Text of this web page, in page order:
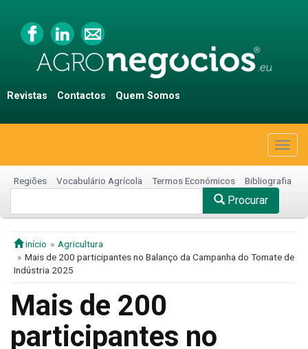
Revistas Contactos Quem Somos
Regiões Vocabulário Agrícola Termos Económicos Bibliografia
Procurar
início
Agricultura
Mais de 200 participantes no Balanço da Campanha do Tomate de
Indústria 2025
Mais de 200
participantes no